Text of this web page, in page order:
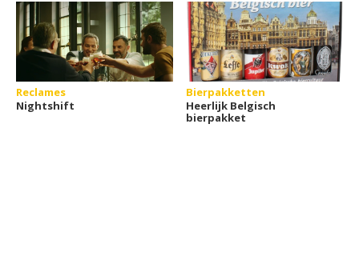
Reclames
Nightshift
Bierpakketten
Heerlijk Belgisch
bierpakket